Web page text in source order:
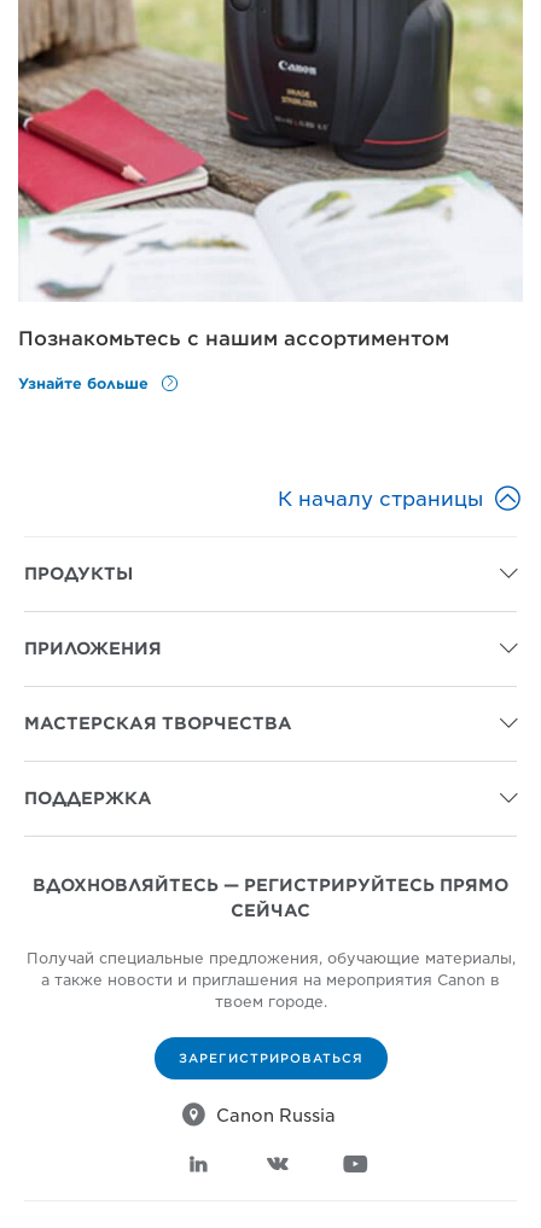
Познакомьтесь с нашим ассортиментом
Узнайте больше
К началу страницы 
ПРОДУКТЫ 
ПРИЛОЖЕНИЯ 
МАСТЕРСКАЯ ТВОРЧЕСТВА 
ПОДДЕРЖКА 
ВДОХНОВЛЯЙТЕСЬ — РЕГИСТРИРУЙТЕСЬ ПРЯМО
СЕЙЧАС
Получай специальные предложения, обучающие материалы,
а также новости и приглашения на мероприятия Canon в
твоем городе.
ЗАРЕГИСТРИРОВАТЬСЯ
 Canon Russia
  